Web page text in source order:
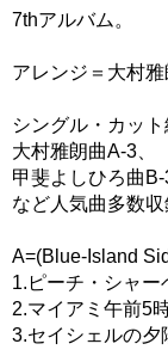
7thアルバム。
アレンジ＝大村
シングル・カッ
大村雅朗曲A-3、
甲斐よしひろ曲B-
など人気曲多数収
A=(Blue-Island
1.ピーチ・シャー
2.マイアミ午前5
3.セイシェルの夕